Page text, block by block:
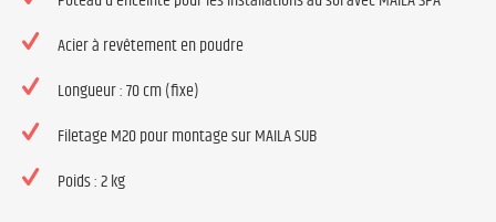
Acier à revêtement en poudre
Longueur : 70 cm (fixe)
Filetage M20 pour montage sur MAILA SUB
Poids : 2 kg